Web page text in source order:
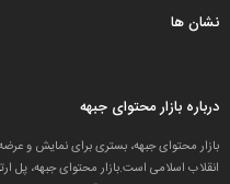
نشان ها
درباره بازار محتوای جبهه
بازار محتوای جبهه، بستری برای نمایش و
انقلاب اسلامی است.بازار محتوای جبهه، پل